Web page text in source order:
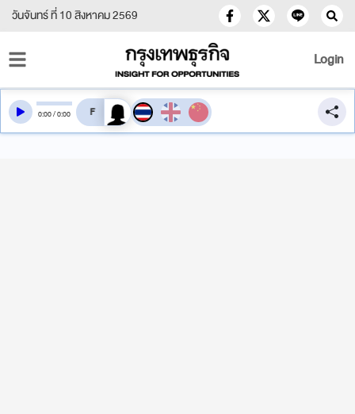
วันจันทร์ ที่ 10 สิงหาคม 2569
Login
0:00/0:00 สลับเสียงอ่าน